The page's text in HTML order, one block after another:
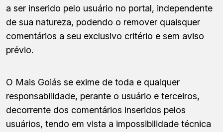
a ser inserido pelo usuário no portal, independente
de sua natureza, podendo o remover quaisquer
comentários a seu exclusivo critério e sem aviso
prévio.
O Mais Goiás se exime de toda e qualquer
responsabilidade, perante o usuário e terceiros,
decorrente dos comentários inseridos pelos
usuários, tendo em vista a impossibilidade técnica